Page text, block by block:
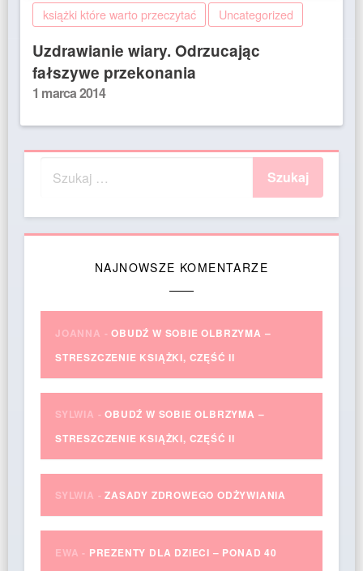
książki które warto przeczytać Uncategorized
Uzdrawianie wiary. Odrzucając
fałszywe przekonania
Posted
1 marca 2014
NAJNOWSZE KOMENTARZE
JOANNA -OBUDŹ W SOBIE OLBRZYMA –
STRESZCZENIE KSIĄŻKI, CZĘŚĆ II
SYLWIA -OBUDŹ W SOBIE OLBRZYMA –
STRESZCZENIE KSIĄŻKI, CZĘŚĆ II
SYLWIA -ZASADY ZDROWEGO ODŻYWIANIA
EWA - PREZENTY DLA DZIECI – PONAD 40